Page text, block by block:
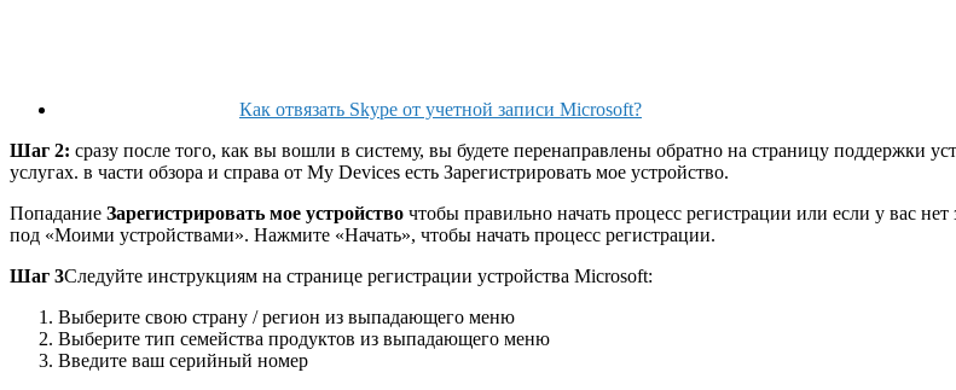
Как отвязать Skype от учетной записи Microsoft?
Шаг 2: сразу после того, как вы вошли в систему, вы будете перенаправлены обратно на страницу поддержки
услугах. в части обзора и справа от My Devices есть Зарегистрировать мое устройство.
Попадание Зарегистрировать мое устройство чтобы правильно начать процесс регистрации или если у вас
под «Моими устройствами». Нажмите «Начать», чтобы начать процесс регистрации.
Шаг 3Следуйте инструкциям на странице регистрации устройства Microsoft:
Выберите свою страну / регион из выпадающего меню
Выберите тип семейства продуктов из выпадающего меню
Введите ваш серийный номер